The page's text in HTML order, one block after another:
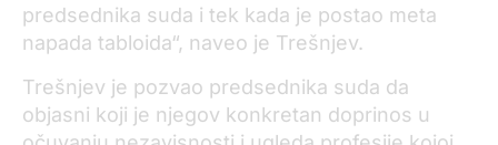
predsednika suda i tek kada je postao meta
napada tabloida“, naveo je Trešnjev.
Trešnjev je pozvao predsednika suda da
objasni koji je njegov konkretan doprinos u